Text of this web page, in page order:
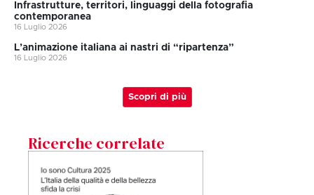
Infrastrutture, territori, linguaggi della fotografia
contemporanea
16 Luglio 2026
L’animazione italiana ai nastri di “ripartenza”
16 Luglio 2026
Scopri di più
Ricerche correlate